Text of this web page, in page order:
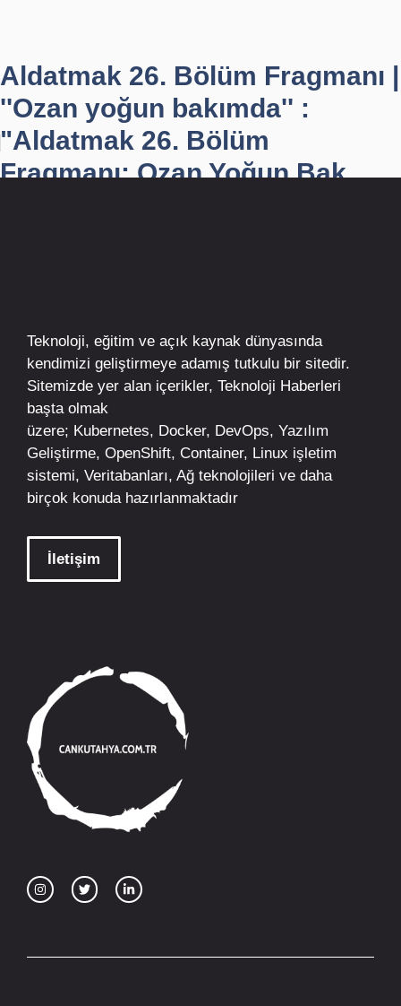
Aldatmak 26. Bölüm Fragmanı |
''Ozan yoğun bakımda'' :
"Aldatmak 26. Bölüm
Fragmanı: Ozan Yoğun Bak...
Teknoloji, eğitim ve açık kaynak dünyasında
kendimizi geliştirmeye adamış tutkulu bir sitedir.
Sitemizde yer alan içerikler, Teknoloji Haberleri
başta olmak
üzere; Kubernetes, Docker, DevOps, Yazılım
Geliştirme, OpenShift, Container, Linux işletim
sistemi, Veritabanları, Ağ teknolojileri ve daha
birçok konuda hazırlanmaktadır
İletişim